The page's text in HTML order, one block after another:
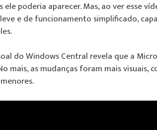
poderia aparecer. Mas, ao ver esse
e de funcionamento simplificado,
do Windows Central revela que a
mais, as mudanças foram mais visuais,